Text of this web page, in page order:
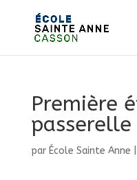
Première
par École Sainte Anne